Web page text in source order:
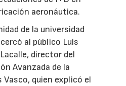
aeronáutica.
de la universidad
al público Luis
director del
Avanzada de la
Vasco, quien explicó el